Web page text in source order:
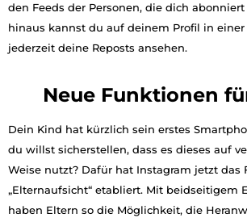
den Feeds der Personen, die dich
hinaus kannst du auf deinem Profil in
jederzeit deine Reposts ansehen.
Neue Funktionen
Dein Kind hat kürzlich sein erstes
du willst sicherstellen, dass es dieses auf
Weise nutzt? Dafür hat Instagram jetzt das
„Elternaufsicht“ etabliert. Mit beidseitigem
haben Eltern so die Möglichkeit, die